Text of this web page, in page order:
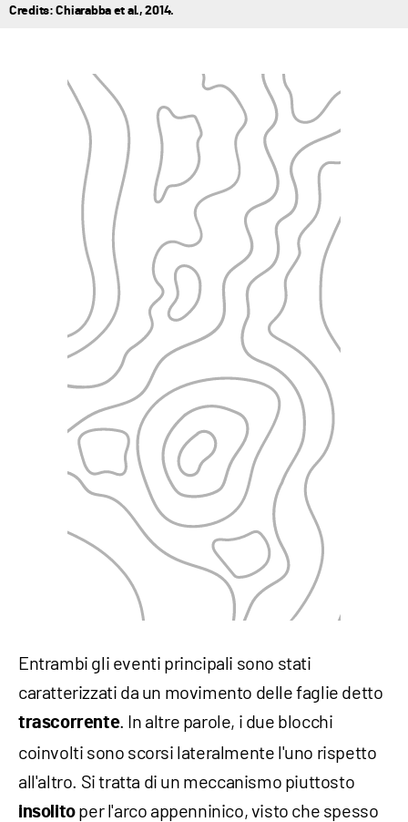
Credits: Chiarabba et al., 2014.
Entrambi gli eventi principali sono stati
caratterizzati da un movimento delle faglie detto
trascorrente. In altre parole, i due blocchi
coinvolti sono scorsi lateralmente l'uno rispetto
all'altro. Si tratta di un meccanismo piuttosto
insolitoper l'arco appenninico, visto che spesso